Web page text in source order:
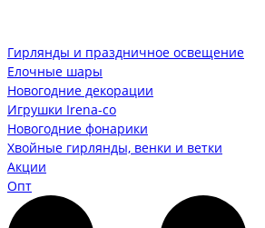
Гирлянды и праздничное освещение
Елочные шары
Новогодние декорации
Игрушки Irena-co
Новогодние фонарики
Хвойные гирлянды, венки и ветки
Акции
Опт